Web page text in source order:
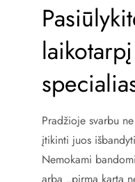
Pradžioje svarbu
įtikinti juos
Nemokami
arba „pirmą kartą